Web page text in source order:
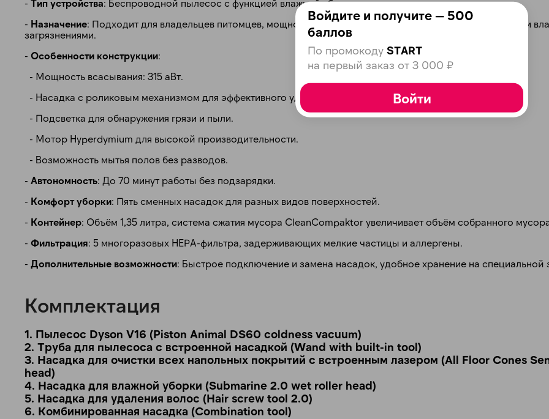
- Тип устройства: Беспроводной пылесос с функцией влажной уборки.
- Назначение: Подходит для владельцев питомцев, мощно собирает шерсть и грязь, справляется с сухими и
загрязнениями.
- Особенности конструкции:
- Мощность всасывания: 315 аВт.
- Насадка с роликовым механизмом для эффективного удаления спутанных волос.
- Подсветка для обнаружения грязи и пыли.
- Мотор Hyperdymium для высокой производительности.
- Возможность мытья полов без разводов.
- Автономность: До 70 минут работы без подзарядки.
- Комфорт уборки: Пять сменных насадок для разных видов поверхностей.
- Контейнер: Объём 1,35 литра, система сжатия мусора CleanCompaktor увеличивает объём собранного
- Фильтрация: 5 многоразовых HEPA-фильтра, задерживающих мелкие частицы и аллергены.
- Дополнительные возможности: Быстрое подключение и замена насадок, удобное хранение на специальной
Комплектация
1. Пылесос Dyson V16 (Piston Animal DS60 coldness vacuum)
2. Труба для пылесоса с встроенной насадкой (Wand with built-in tool)
3. Насадка для очистки всех напольных покрытий c встроенным лазером (All Floor Cones
head)
4. Насадка для влажной уборки (Submarine 2.0 wet roller head)
5. Насадка для удаления волос (Hair screw tool 2.0)
6. Комбинированная насадка (Combination tool)
Войдите и получите — 500
баллов
По промокоду START
на первый заказ от 3 000 ₽
Войти